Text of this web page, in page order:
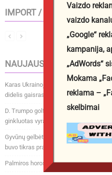
IMPORT / EXPORT
NAUJAUSI ĮRAŠAI
Karas Ukrainoje. Masinė ataka
didelis gaisras, dronai skrido į Maskvą
D. Trumpo golfo aikštyne Los Andžele
ginkluotas vyras 2026
Gyvūnų gelbėtojai paviešino
buvo tikras pragaras“ 2026
Palmiros horoskopas trečiadieniui,
Vaizdo
vaizdo
„Google“
kampanija,
„AdWords“
Mokama
reklama –
skelbimai